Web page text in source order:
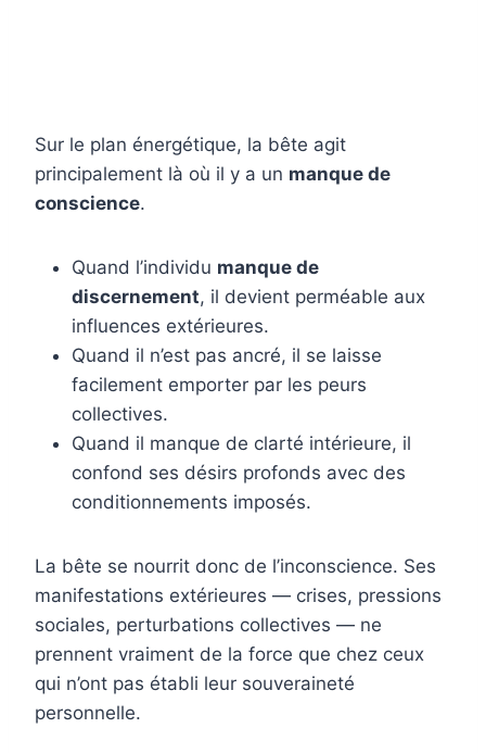
Sur le plan énergétique, la bête agit
principalement là où il y a un manque de
conscience.
Quand l’individu manque de
discernement, il devient perméable aux
influences extérieures.
Quand il n’est pas ancré, il se laisse
facilement emporter par les peurs
collectives.
Quand il manque de clarté intérieure, il
confond ses désirs profonds avec des
conditionnements imposés.
La bête se nourrit donc de l’inconscience. Ses
manifestations extérieures — crises, pressions
sociales, perturbations collectives — ne
prennent vraiment de la force que chez ceux
qui n’ont pas établi leur souveraineté
personnelle.